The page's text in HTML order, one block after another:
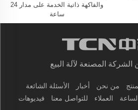
والفاكهة ذاتية الخدمة على مدار 24
ساعة
من نحن أخبار
الأسئلة الشائعة
العملاء للتواصل معنا فيديوهات